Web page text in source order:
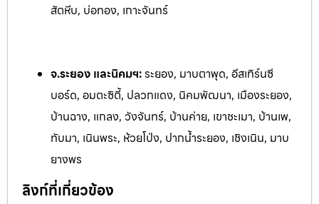
สัตหีบ, บ่อทอง, เกาะจันทร์
จ.ระยอง และนิคมฯ:ระยอง, มาบตาพุด, อีสเทิร์นซี
บอร์ด, อมตะซิตี้, ปลวกแดง, นิคมพัฒนา, เมืองระยอง,
บ้านฉาง, แกลง, วังจันทร์, บ้านค่าย, เขาชะเมา, บ้านเพ,
ทับมา, เนินพระ, ห้วยโป่ง, ปากน้ำระยอง, เชิงเนิน, มาบ
ยางพร
ลิงก์ที่เกี่ยวข้อง